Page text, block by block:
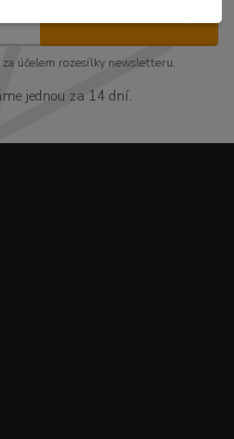
za účelem rozesílky newsletteru.
jednou za 14 dní.